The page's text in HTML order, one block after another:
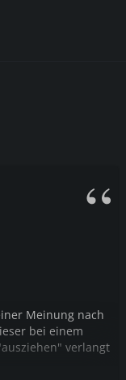
Meinung nach
bei einem
verlangt